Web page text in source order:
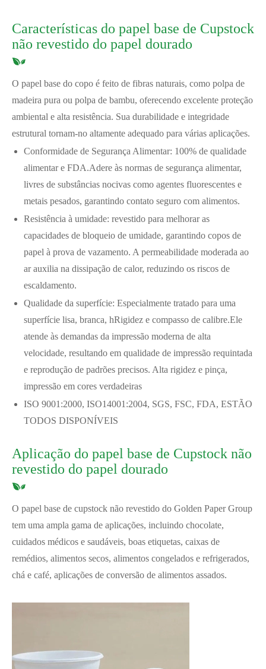
Características do papel base de Cupstock
não revestido do papel dourado
O papel base do copo é feito de fibras naturais, como polpa de
madeira pura ou polpa de bambu, oferecendo excelente proteção
ambiental e alta resistência. Sua durabilidade e integridade
estrutural tornam-no altamente adequado para várias aplicações.
Conformidade de Segurança Alimentar: 100% de qualidade
alimentar e FDA.Adere às normas de segurança alimentar,
livres de substâncias nocivas como agentes fluorescentes e
metais pesados, garantindo contato seguro com alimentos.
Resistência à umidade: revestido para melhorar as
capacidades de bloqueio de umidade, garantindo copos de
papel à prova de vazamento. A permeabilidade moderada ao
ar auxilia na dissipação de calor, reduzindo os riscos de
escaldamento.
Qualidade da superfície: Especialmente tratado para uma
superfície lisa, branca, hRigidez e compasso de calibre.Ele
atende às demandas da impressão moderna de alta
velocidade, resultando em qualidade de impressão requintada
e reprodução de padrões precisos. Alta rigidez e pinça,
impressão em cores verdadeiras
ISO 9001:2000, ISO14001:2004, SGS, FSC, FDA, ESTÃO
TODOS DISPONÍVEIS
Aplicação do papel base de Cupstock não
revestido do papel dourado
O papel base de cupstock não revestido do Golden Paper Group
tem uma ampla gama de aplicações, incluindo chocolate,
cuidados médicos e saudáveis, boas etiquetas, caixas de
remédios, alimentos secos, alimentos congelados e refrigerados,
chá e café, aplicações de conversão de alimentos assados.